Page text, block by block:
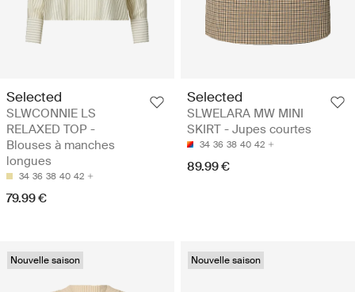
Selected
SLWCONNIE LS
RELAXED TOP -
Blouses à manches
longues
34 36 38 40 42
79.99 €
Selected
SLWELARA MW MINI
SKIRT - Jupes courtes
34 36 38 40 42
89.99 €
Nouvelle saison Nouvelle saison